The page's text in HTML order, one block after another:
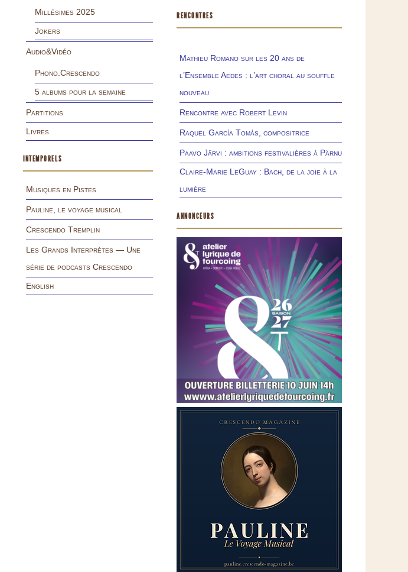
Millésimes 2025
Jokers
Audio&Vidéo
Phono.Crescendo
5 albums pour la semaine
Partitions
Livres
INTEMPORELS
Musiques en Pistes
Pauline, le voyage musical
Crescendo Tremplin
Les Grands Interprètes — Une
série de podcasts Crescendo
English
RENCONTRES
Mathieu Romano sur les 20 ans de
l’Ensemble Aedes : l’art choral au souffle
nouveau
Rencontre avec Robert Levin
Raquel García Tomás, compositrice
Paavo Järvi : ambitions festivalières à Pärnu
Claire-Marie LeGuay : Bach, de la joie à la
lumière
ANNONCEURS